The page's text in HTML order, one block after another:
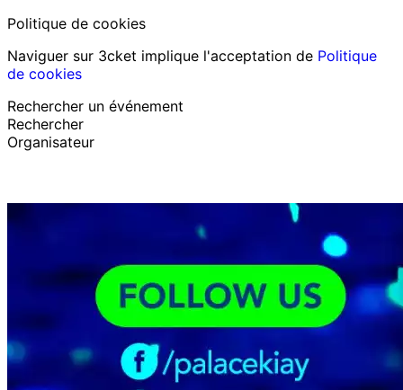
Politique de cookies
Naviguer sur 3cket implique l'acceptation de Politique
de cookies
Rechercher un événement
Rechercher
Organisateur
Français
J’ai perdu mon billet
LoginPromouvoir événement